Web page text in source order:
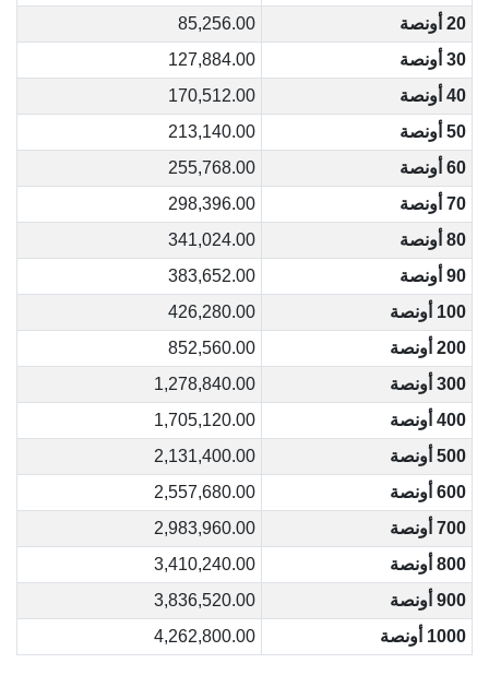
20 أونصة
85,256.00
30 أونصة
127,884.00
40 أونصة
170,512.00
50 أونصة
213,140.00
60 أونصة
255,768.00
70 أونصة
298,396.00
80 أونصة
341,024.00
90 أونصة
383,652.00
100 أونصة
426,280.00
200 أونصة
852,560.00
300 أونصة
1,278,840.00
400 أونصة
1,705,120.00
500 أونصة
2,131,400.00
600 أونصة
2,557,680.00
700 أونصة
2,983,960.00
800 أونصة
3,410,240.00
900 أونصة
3,836,520.00
1000 أونصة
4,262,800.00